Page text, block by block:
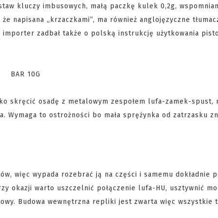
kluczy imbusowych, małą paczkę kulek 0,2g,
napisana „krzaczkami”, ma również anglojęzyczne
zadbał także o polską instrukcję użytkowania
skręcić osadę z metalowym zespołem lufa-zamek-spust,
Wymaga to ostrożności bo mała sprężynka od zatrzasku
więc wypada rozebrać ją na części i samemu dokładnie
okazji warto uszczelnić połączenie lufa-HU, usztywnić
Budowa wewnętrzna repliki jest zwarta więc wszystkie